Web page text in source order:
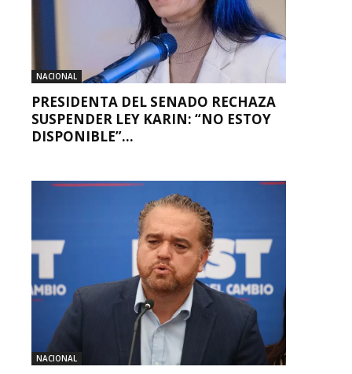
NACIONAL
PRESIDENTA DEL SENADO RECHAZA
SUSPENDER LEY KARIN: “NO ESTOY
DISPONIBLE”...
NACIONAL